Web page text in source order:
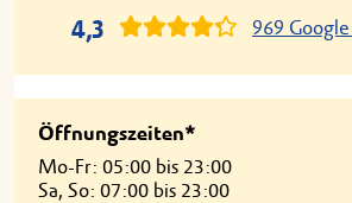
4,3 969
Öffnungszeiten*
Mo-Fr: 05:00 bis 23:00
Sa, So: 07:00 bis 23:00